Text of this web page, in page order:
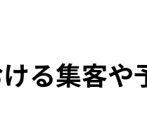
る集客や